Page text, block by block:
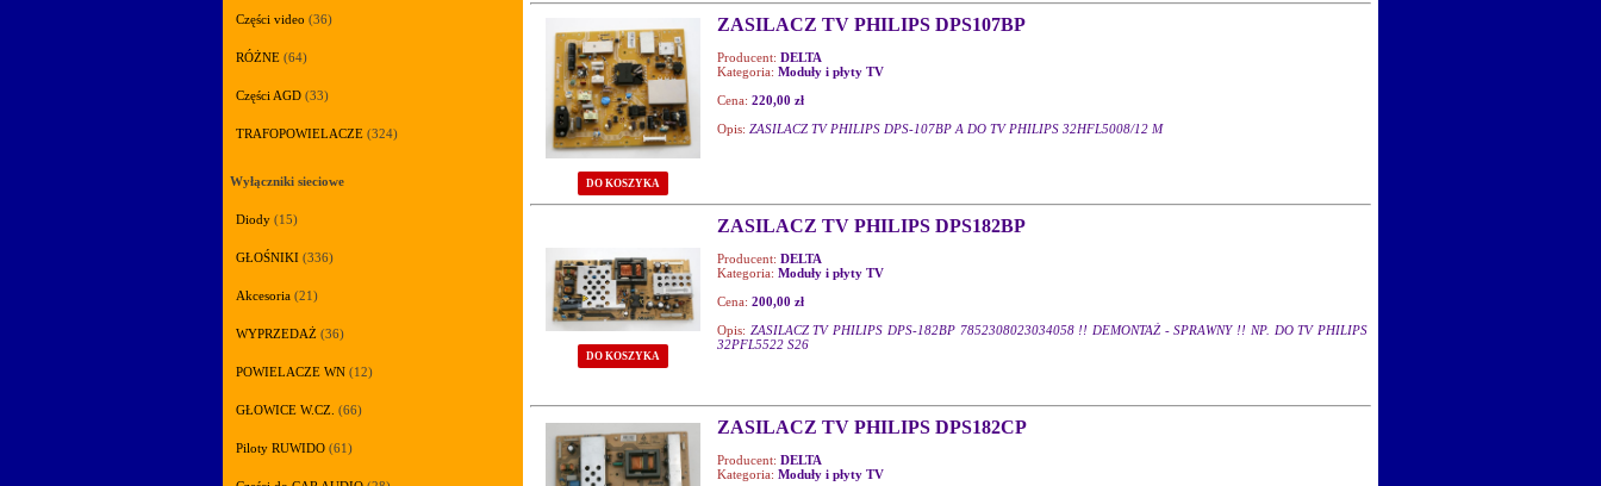
Części video (36)
RÓŻNE (64)
Części AGD (33)
TRAFOPOWIELACZE (324)
Wyłączniki sieciowe
Diody (15)
GŁOŚNIKI (336)
Akcesoria (21)
WYPRZEDAŻ (36)
POWIELACZE WN (12)
GŁOWICE W.CZ. (66)
Piloty RUWIDO (61)
DO KOSZYKA
ZASILACZ TV PHILIPS DPS107BP
Producent: DELTA
Kategoria: Moduły i płyty TV
Cena: 220,00 zł
Opis: ZASILACZ TV PHILIPS DPS-107BP A DO TV PHILIPS 32HFL5008/12 M
DO KOSZYKA
ZASILACZ TV PHILIPS DPS182BP
Producent: DELTA
Kategoria: Moduły i płyty TV
Cena: 200,00 zł
Opis: ZASILACZ TV PHILIPS DPS-182BP 7852308023034058 !! DEMONTAŻ - SPRAWNY !! NP. DO TV PHILIPS
32PFL5522 S26
ZASILACZ TV PHILIPS DPS182CP
Producent: DELTA
Kategoria: Moduły i płyty TV